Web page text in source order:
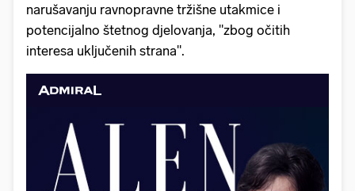
narušavanju ravnopravne tržišne utakmice i
potencijalno štetnog djelovanja, "zbog očitih
interesa uključenih strana".